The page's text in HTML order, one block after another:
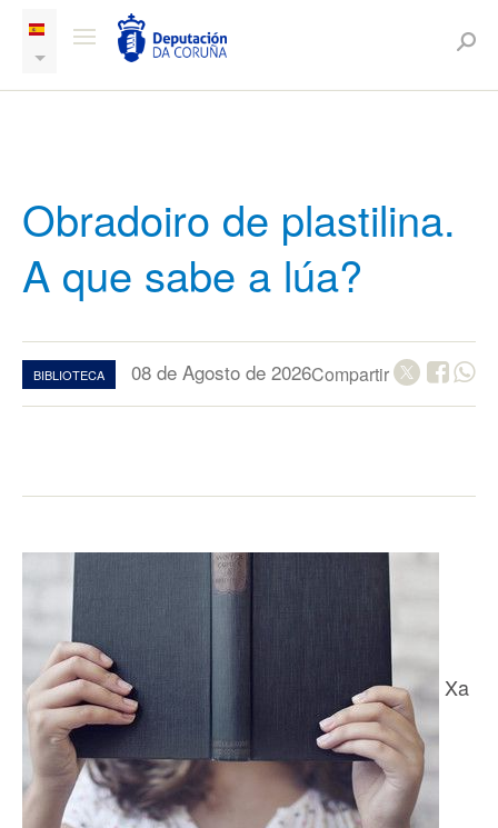
Obradoiro de plastilina.
A que sabe a lúa?
BIBLIOTECA 08 de Agosto de 2026Compartir
Xa